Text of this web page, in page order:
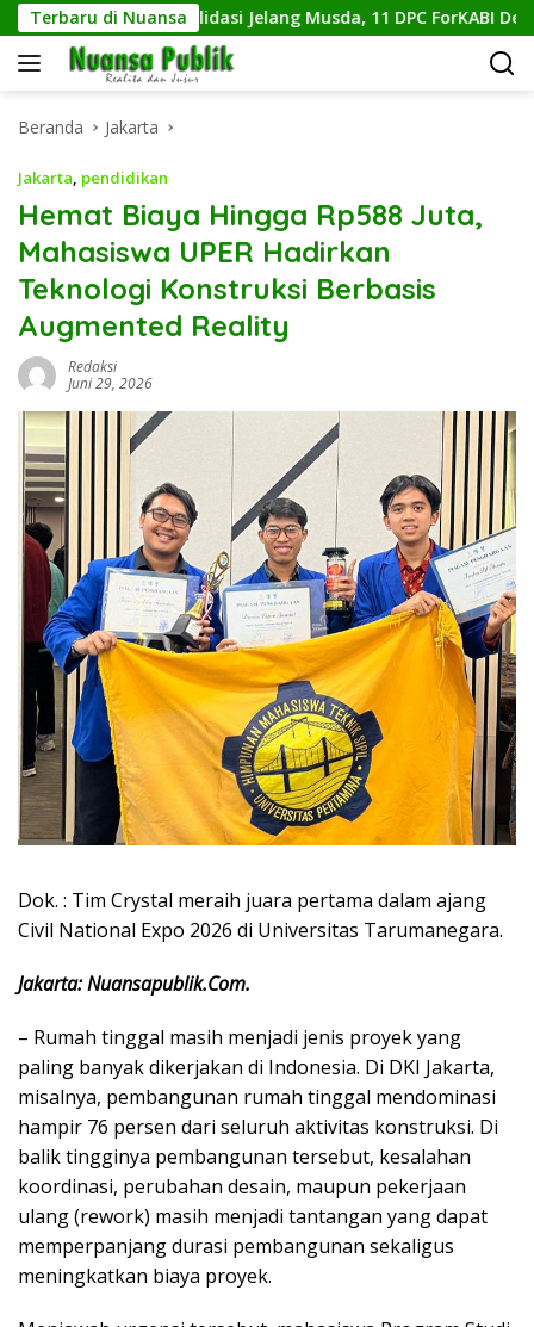
Langsung
ke
konten
Terbaru di Nuansa
Konsolidasi Jelang Musda, 11 DPC ForKABI Depok
Beranda Jakarta
Jakarta, pendidikan
Hemat Biaya Hingga Rp588 Juta,
Mahasiswa UPER Hadirkan
Teknologi Konstruksi Berbasis
Augmented Reality
Redaksi
Juni 29, 2026
Dok. : Tim Crystal meraih juara pertama dalam ajang
Civil National Expo 2026 di Universitas Tarumanegara.
Jakarta: Nuansapublik.Com.
– Rumah tinggal masih menjadi jenis proyek yang
paling banyak dikerjakan di Indonesia. Di DKI Jakarta,
misalnya, pembangunan rumah tinggal mendominasi
hampir 76 persen dari seluruh aktivitas konstruksi. Di
balik tingginya pembangunan tersebut, kesalahan
koordinasi, perubahan desain, maupun pekerjaan
ulang (rework) masih menjadi tantangan yang dapat
memperpanjang durasi pembangunan sekaligus
meningkatkan biaya proyek.